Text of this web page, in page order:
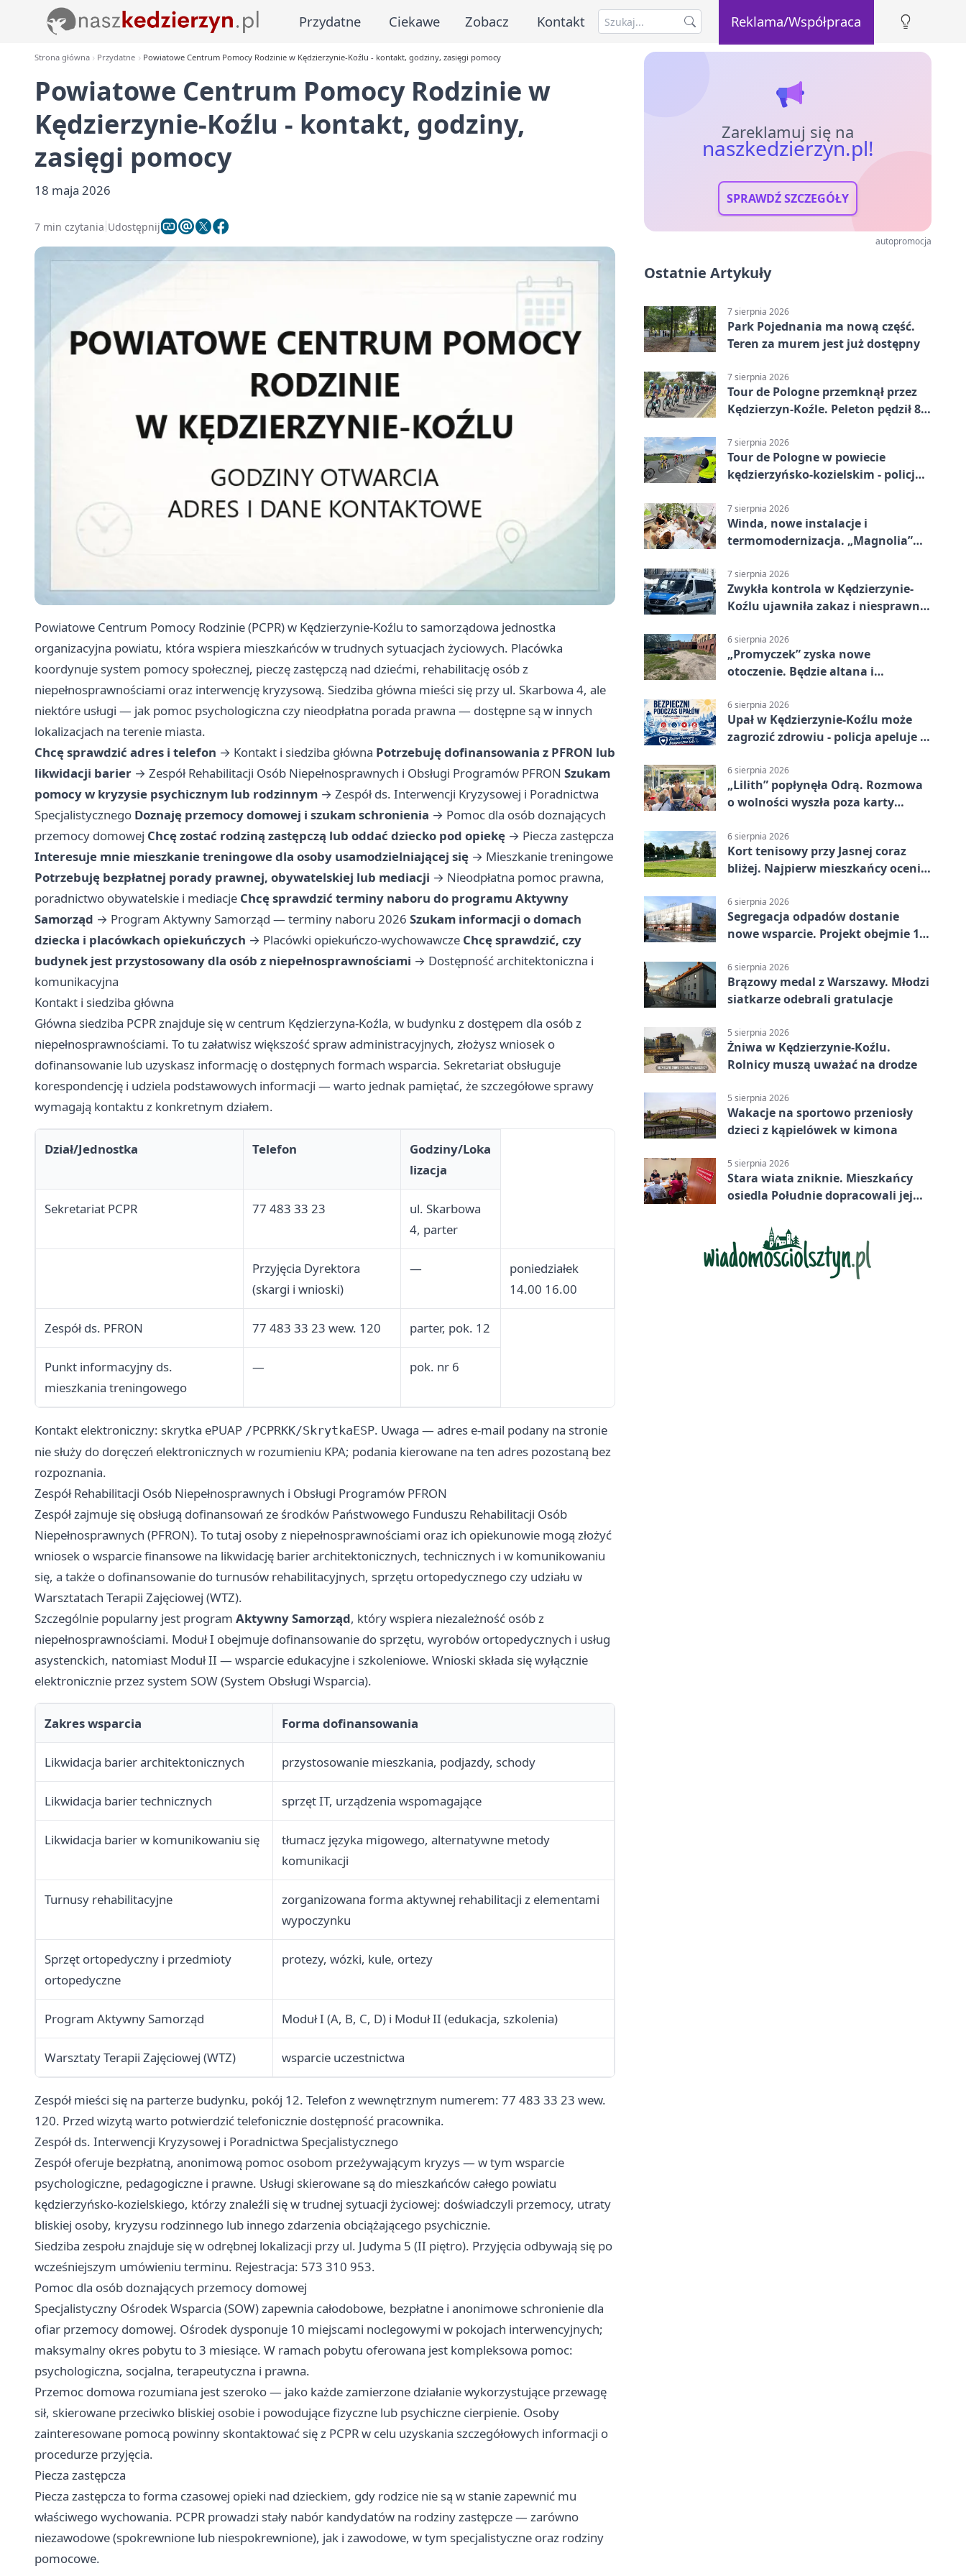
Przydatne Ciekawe Zobacz Kontakt Reklama/Współpraca
Strona główna Przydatne Powiatowe Centrum Pomocy Rodzinie w Kędzierzynie-Koźlu - kontakt, godziny, zasięgi pomocy
Powiatowe Centrum Pomocy Rodzinie w
Kędzierzynie-Koźlu - kontakt, godziny,
zasięgi pomocy
18 maja 2026
7 min czytania Udostępnij
Powiatowe Centrum Pomocy Rodzinie (PCPR) w Kędzierzynie-Koźlu to samorządowa jednostka
organizacyjna powiatu, która wspiera mieszkańców w trudnych sytuacjach życiowych. Placówka
koordynuje system pomocy społecznej, pieczę zastępczą nad dziećmi, rehabilitację osób z
niepełnosprawnościami oraz interwencję kryzysową. Siedziba główna mieści się przy ul. Skarbowa 4, ale
niektóre usługi — jak pomoc psychologiczna czy nieodpłatna porada prawna — dostępne są w innych
lokalizacjach na terenie miasta.
Chcę sprawdzić adres i telefon → Kontakt i siedziba główna Potrzebuję dofinansowania z PFRON lub
likwidacji barier → Zespół Rehabilitacji Osób Niepełnosprawnych i Obsługi Programów PFRON Szukam
pomocy w kryzysie psychicznym lub rodzinnym → Zespół ds. Interwencji Kryzysowej i Poradnictwa
Specjalistycznego Doznaję przemocy domowej i szukam schronienia → Pomoc dla osób doznających
przemocy domowej Chcę zostać rodziną zastępczą lub oddać dziecko pod opiekę → Piecza zastępcza
Interesuje mnie mieszkanie treningowe dla osoby usamodzielniającej się → Mieszkanie treningowe
Potrzebuję bezpłatnej porady prawnej, obywatelskiej lub mediacji → Nieodpłatna pomoc prawna,
poradnictwo obywatelskie i mediacje Chcę sprawdzić terminy naboru do programu Aktywny
Samorząd → Program Aktywny Samorząd — terminy naboru 2026 Szukam informacji o domach
dziecka i placówkach opiekuńczych → Placówki opiekuńczo-wychowawcze Chcę sprawdzić, czy
budynek jest przystosowany dla osób z niepełnosprawnościami → Dostępność architektoniczna i
komunikacyjna
Kontakt i siedziba główna
Główna siedziba PCPR znajduje się w centrum Kędzierzyna-Koźla, w budynku z dostępem dla osób z
niepełnosprawnościami. To tu załatwisz większość spraw administracyjnych, złożysz wniosek o
dofinansowanie lub uzyskasz informację o dostępnych formach wsparcia. Sekretariat obsługuje
korespondencję i udziela podstawowych informacji — warto jednak pamiętać, że szczegółowe sprawy
wymagają kontaktu z konkretnym działem.
Dział/Jednostka Telefon
Godziny/Loka
lizacja
Sekretariat PCPR 77 483 33 23
ul. Skarbowa
4, parter
Przyjęcia Dyrektora
(skargi i wnioski)
—
poniedziałek
14.00 16.00
Zespół ds. PFRON 77 483 33 23 wew. 120 parter, pok. 12
Punkt informacyjny ds.
mieszkania treningowego
— pok. nr 6
Kontakt elektroniczny: skrytka ePUAP /PCPRKK/SkrytkaESP. Uwaga — adres e-mail podany na stronie
nie służy do doręczeń elektronicznych w rozumieniu KPA; podania kierowane na ten adres pozostaną bez
rozpoznania.
Zespół Rehabilitacji Osób Niepełnosprawnych i Obsługi Programów PFRON
Zespół zajmuje się obsługą dofinansowań ze środków Państwowego Funduszu Rehabilitacji Osób
Niepełnosprawnych (PFRON). To tutaj osoby z niepełnosprawnościami oraz ich opiekunowie mogą złożyć
wniosek o wsparcie finansowe na likwidację barier architektonicznych, technicznych i w komunikowaniu
się, a także o dofinansowanie do turnusów rehabilitacyjnych, sprzętu ortopedycznego czy udziału w
Warsztatach Terapii Zajęciowej (WTZ).
Szczególnie popularny jest program Aktywny Samorząd, który wspiera niezależność osób z
niepełnosprawnościami. Moduł I obejmuje dofinansowanie do sprzętu, wyrobów ortopedycznych i usług
asystenckich, natomiast Moduł II — wsparcie edukacyjne i szkoleniowe. Wnioski składa się wyłącznie
elektronicznie przez system SOW (System Obsługi Wsparcia).
Zakres wsparcia Forma dofinansowania
Likwidacja barier architektonicznych przystosowanie mieszkania, podjazdy, schody
Likwidacja barier technicznych sprzęt IT, urządzenia wspomagające
Likwidacja barier w komunikowaniu się
tłumacz języka migowego, alternatywne metody
komunikacji
Turnusy rehabilitacyjne
zorganizowana forma aktywnej rehabilitacji z elementami
wypoczynku
Sprzęt ortopedyczny i przedmioty
ortopedyczne
protezy, wózki, kule, ortezy
Program Aktywny Samorząd Moduł I (A, B, C, D) i Moduł II (edukacja, szkolenia)
Warsztaty Terapii Zajęciowej (WTZ) wsparcie uczestnictwa
Zespół mieści się na parterze budynku, pokój 12. Telefon z wewnętrznym numerem: 77 483 33 23 wew.
120. Przed wizytą warto potwierdzić telefonicznie dostępność pracownika.
Zespół ds. Interwencji Kryzysowej i Poradnictwa Specjalistycznego
Zespół oferuje bezpłatną, anonimową pomoc osobom przeżywającym kryzys — w tym wsparcie
psychologiczne, pedagogiczne i prawne. Usługi skierowane są do mieszkańców całego powiatu
kędzierzyńsko-kozielskiego, którzy znaleźli się w trudnej sytuacji życiowej: doświadczyli przemocy, utraty
bliskiej osoby, kryzysu rodzinnego lub innego zdarzenia obciążającego psychicznie.
Siedziba zespołu znajduje się w odrębnej lokalizacji przy ul. Judyma 5 (II piętro). Przyjęcia odbywają się po
wcześniejszym umówieniu terminu. Rejestracja: 573 310 953.
Pomoc dla osób doznających przemocy domowej
Specjalistyczny Ośrodek Wsparcia (SOW) zapewnia całodobowe, bezpłatne i anonimowe schronienie dla
ofiar przemocy domowej. Ośrodek dysponuje 10 miejscami noclegowymi w pokojach interwencyjnych;
maksymalny okres pobytu to 3 miesiące. W ramach pobytu oferowana jest kompleksowa pomoc:
psychologiczna, socjalna, terapeutyczna i prawna.
Przemoc domowa rozumiana jest szeroko — jako każde zamierzone działanie wykorzystujące przewagę
sił, skierowane przeciwko bliskiej osobie i powodujące fizyczne lub psychiczne cierpienie. Osoby
zainteresowane pomocą powinny skontaktować się z PCPR w celu uzyskania szczegółowych informacji o
procedurze przyjęcia.
Piecza zastępcza
Piecza zastępcza to forma czasowej opieki nad dzieckiem, gdy rodzice nie są w stanie zapewnić mu
właściwego wychowania. PCPR prowadzi stały nabór kandydatów na rodziny zastępcze — zarówno
niezawodowe (spokrewnione lub niespokrewnione), jak i zawodowe, w tym specjalistyczne oraz rodziny
pomocowe.
Zareklamuj się na
naszkedzierzyn.pl!
SPRAWDŹ SZCZEGÓŁY
autopromocja
Ostatnie Artykuły
7 sierpnia 2026
Park Pojednania ma nową część.
Teren za murem jest już dostępny
7 sierpnia 2026
Tour de Pologne przemknął przez
Kędzierzyn-Koźle. Peleton pędził 80
7 sierpnia 2026
Tour de Pologne w powiecie
kędzierzyńsko-kozielskim - policja
7 sierpnia 2026
Winda, nowe instalacje i
termomodernizacja. „Magnolia”
7 sierpnia 2026
Zwykła kontrola w Kędzierzynie-
Koźlu ujawniła zakaz i niesprawne
6 sierpnia 2026
„Promyczek” zyska nowe
otoczenie. Będzie altana i
6 sierpnia 2026
Upał w Kędzierzynie-Koźlu może
zagrozić zdrowiu - policja apeluje o
6 sierpnia 2026
„Lilith” popłynęła Odrą. Rozmowa
o wolności wyszła poza karty
6 sierpnia 2026
Kort tenisowy przy Jasnej coraz
bliżej. Najpierw mieszkańcy ocenią
6 sierpnia 2026
Segregacja odpadów dostanie
nowe wsparcie. Projekt obejmie 15
6 sierpnia 2026
Brązowy medal z Warszawy. Młodzi
siatkarze odebrali gratulacje
5 sierpnia 2026
Żniwa w Kędzierzynie-Koźlu.
Rolnicy muszą uważać na drodze
5 sierpnia 2026
Wakacje na sportowo przeniosły
dzieci z kąpielówek w kimona
5 sierpnia 2026
Stara wiata zniknie. Mieszkańcy
osiedla Południe dopracowali jej